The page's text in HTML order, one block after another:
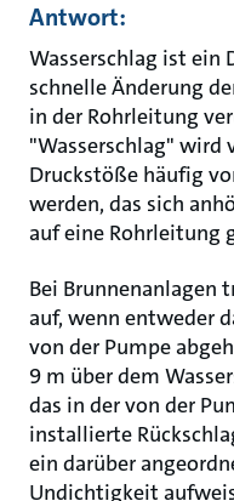
Antwort:
Wasserschlag ist ein
schnelle Änderung
in der Rohrleitung
"Wasserschlag" wird
Druckstöße häufig
werden, das sich
auf eine Rohrleitung
Bei Brunnenanlagen
auf, wenn entweder
von der Pumpe
9 m über dem
das in der von der
installierte
ein darüber
Undichtigkeit